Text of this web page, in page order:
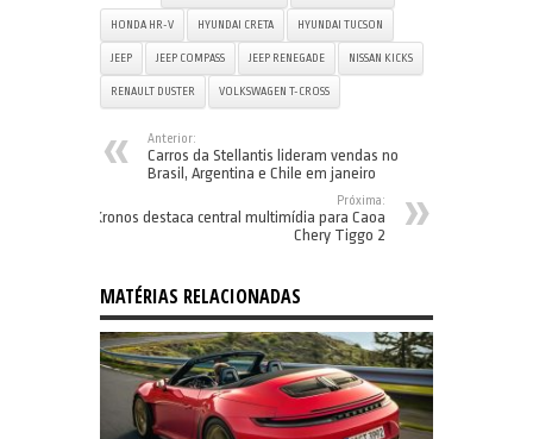
HONDA HR-V HYUNDAI CRETA HYUNDAI TUCSON
JEEP JEEP COMPASS JEEP RENEGADE NISSAN KICKS
RENAULT DUSTER VOLKSWAGEN T-CROSS
Anterior:
Carros da Stellantis lideram vendas no
Brasil, Argentina e Chile em janeiro
Próxima:
Kronos destaca central multimídia para Caoa
Chery Tiggo 2
MATÉRIAS RELACIONADAS